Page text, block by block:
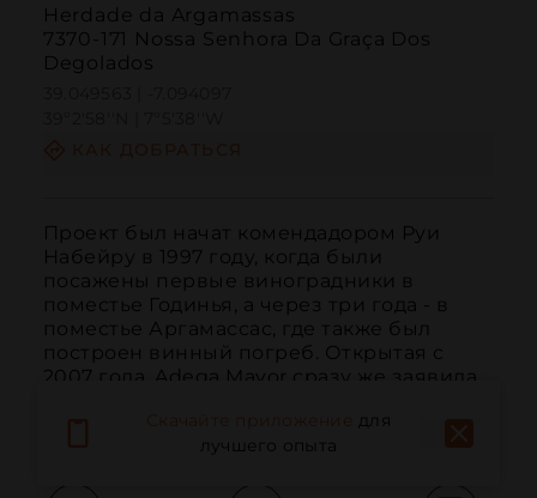
Herdade da Argamassas
7370-171 Nossa Senhora Da Graça Dos
Degolados
Проект был начат комендадором Руи
Набейру в 1997 году, когда были
посажены первые виноградники в
поместье Годинья, а через три года - в
поместье Аргамассас, где также был
построен винный погреб. Открытая с
2007 года, Adega Mayor сразу же заявила
ЧИТАТЬ ДАЛЬШЕ
для
лучшего опыта